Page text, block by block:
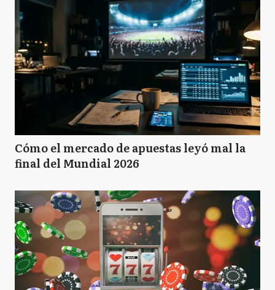
Cómo el mercado de apuestas leyó mal la
final del Mundial 2026